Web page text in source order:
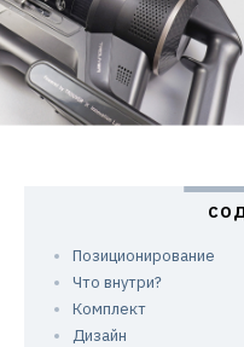
Позиционирование
Что внутри?
Комплект
Дизайн